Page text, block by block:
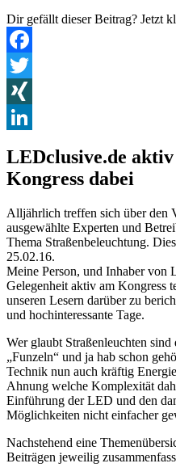
Dir gefällt dieser Beitrag? Jetzt
Facebook
Twitter
XING
LEDclusive.de
Kongress dabei
Alljährlich treffen sich über den
ausgewählte Experten und
Thema Straßenbeleuchtung.
25.02.16.
Meine Person, und Inhaber von
Gelegenheit aktiv am Kongress
unseren Lesern darüber zu
und hochinteressante Tage.
Wer glaubt Straßenleuchten
„Funzeln“ und ja hab schon
Technik nun auch kräftig
Ahnung welche Komplexität
Einführung der LED und den
Möglichkeiten nicht einfacher
Nachstehend eine
Beiträgen jeweilig